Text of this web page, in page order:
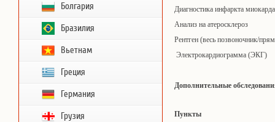
Болгария
Бразилия
Вьетнам
Греция
Германия
Грузия
Диагностика инфаркта миокарда
Анализ на атеросклероз
Рентген (весь позвоночник/
Электрокардиограмма (ЭКГ)
Дополнительные
Пункты